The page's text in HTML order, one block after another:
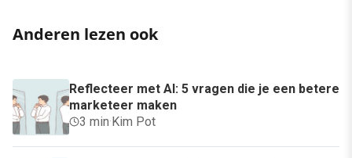
Anderen lezen ook
Reflecteer met AI: 5 vragen die je een betere
marketeer maken
3 min·Kim Pot